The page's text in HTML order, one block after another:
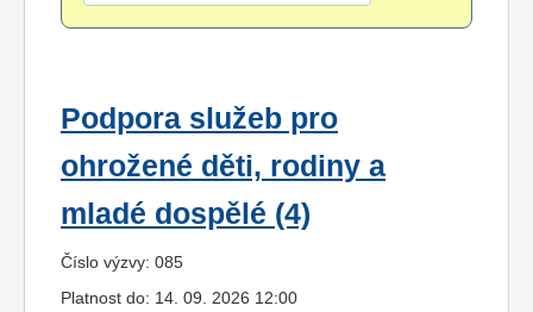
Podpora služeb pro
ohrožené děti, rodiny a
mladé dospělé (4)
Číslo výzvy: 085
Platnost do: 14. 09. 2026 12:00